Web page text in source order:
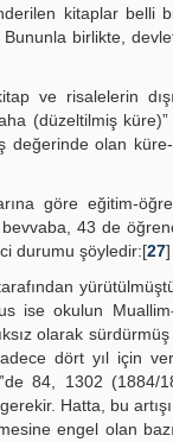
kitaplar belli
birlikte,
ve risalelerin
(düzeltilmiş
değerinde olan
göre eğitim-
43 de
durumu şöyledir:[27]
ise okulun
olarak
dört yıl için
84, 1302 (1884/
Hatta, bu
engel olan